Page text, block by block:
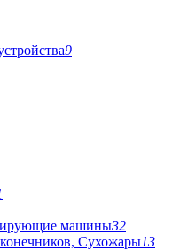
9
машины32
Сухожары13